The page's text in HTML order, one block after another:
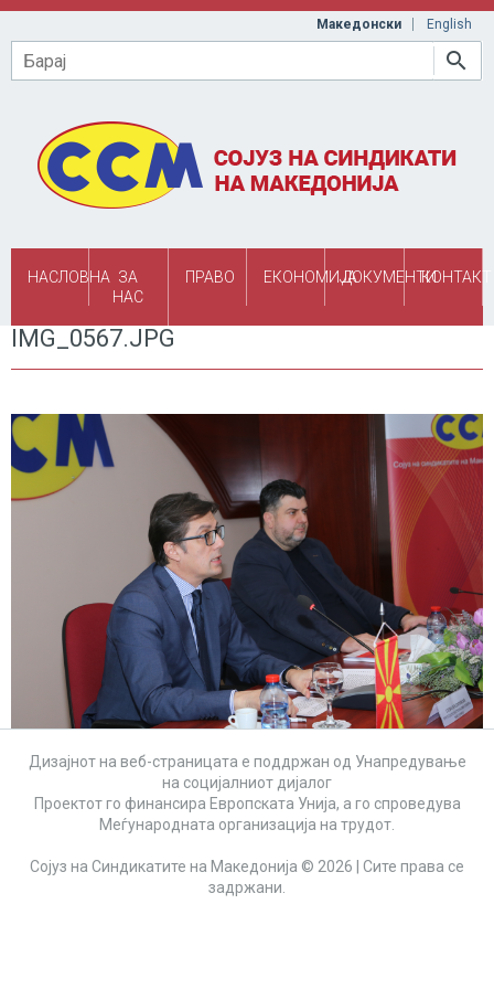
Skip to main content
Македонски English
Барај
НАСЛОВНА ЗА
НАС
ПРАВО ЕКОНОМИЈАДОКУМЕНТИКОНТАКТ
IMG_0567.JPG
Дизајнот на веб-страницата е поддржан од Унапредување
на социјалниот дијалог
Проектот го финансира Европската Унија, а го спроведува
Меѓународната организација на трудот.
Сојуз на Синдикатите на Македонија © 2026 | Сите права се
задржани.